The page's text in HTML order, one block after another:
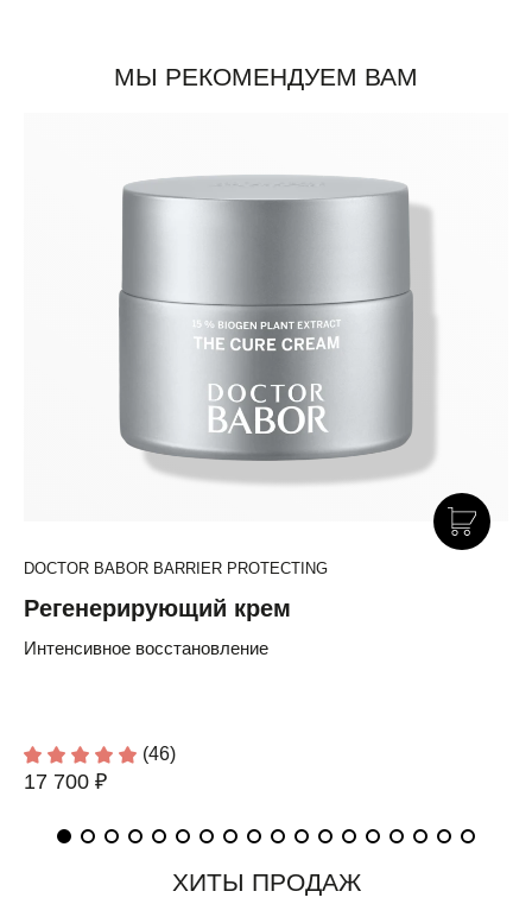
МЫ РЕКОМЕНДУЕМ ВАМ
DOCTOR BABOR BARRIER PROTECTING
Регенерирующий крем
Интенсивное восстановление
(46)
17 700 ₽
ХИТЫ ПРОДАЖ